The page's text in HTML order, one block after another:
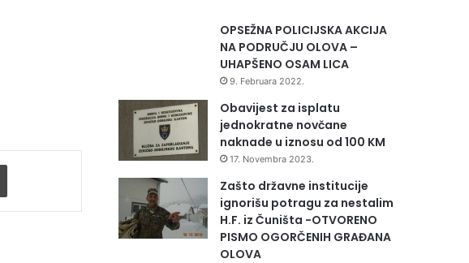
Print
OPSEŽNA POLICIJSKA AKCIJA
NA PODRUČJU OLOVA –
UHAPŠENO OSAM LICA
9. Februara 2022.
Obavijest za isplatu
jednokratne novčane
naknade u iznosu od 100 KM
17. Novembra 2023.
Zašto državne institucije
ignorišu potragu za nestalim
H.F. iz Čuništa -OTVORENO
PISMO OGORČENIH GRAĐANA
OLOVA